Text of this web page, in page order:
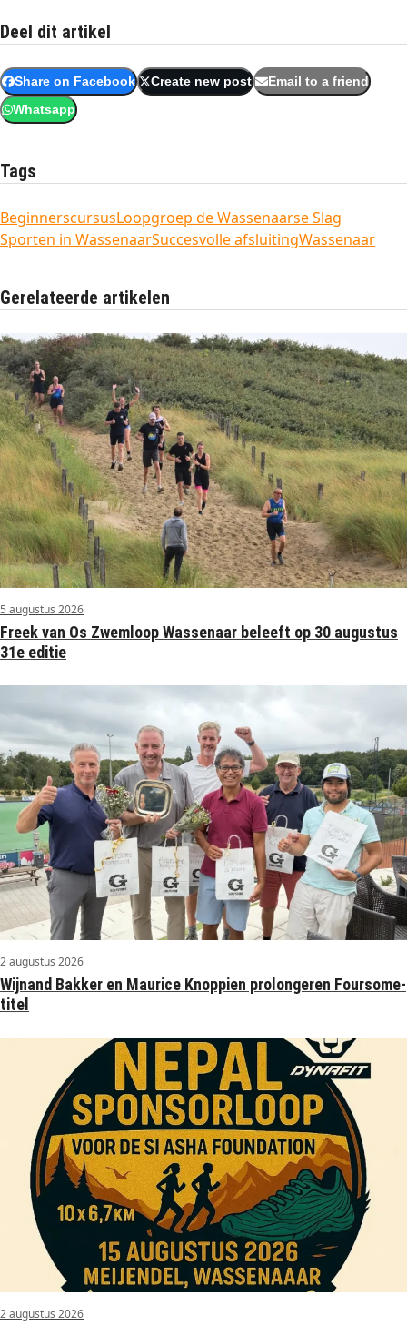
Deel dit artikel
Share on Facebook Create new post Email to a friend
Whatsapp
Tags
BeginnerscursusLoopgroep de Wassenaarse Slag
Sporten in WassenaarSuccesvolle afsluitingWassenaar
Gerelateerde artikelen
5 augustus 2026
Freek van Os Zwemloop Wassenaar beleeft op 30 augustus
31e editie
2 augustus 2026
Wijnand Bakker en Maurice Knoppien prolongeren Foursome-
titel
2 augustus 2026